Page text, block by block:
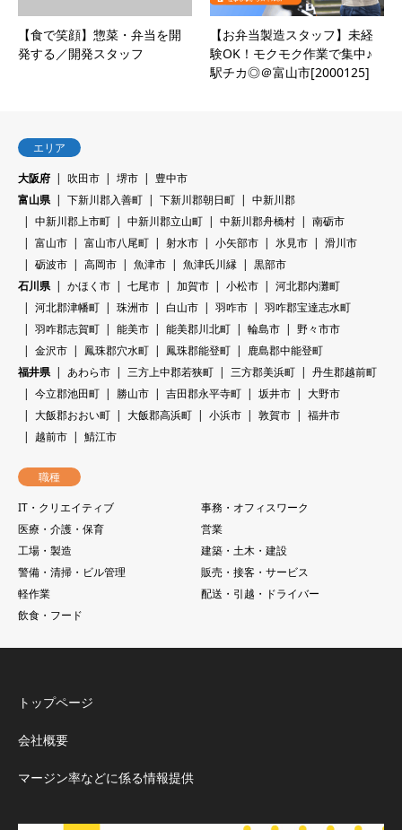
【食で笑顔】惣菜・弁当を開
発する／開発スタッフ
【お弁当製造スタッフ】未経
験OK！モクモク作業で集中♪
駅チカ◎＠富山市[2000125]
エリア
大阪府
吹田市 堺市
豊中市
富山県
下新川郡入善町 下新川郡朝日町
中新川郡
中新川郡上市町
中新川郡立山町 中新川郡舟橋村
南砺市
富山市
富山市八尾町 射水市 小矢部市 氷見市
滑川市
砺波市
高岡市 魚津市 魚津氏川縁
黒部市
石川県
かほく市 七尾市 加賀市 小松市
河北郡内灘町
河北郡津幡町
珠洲市 白山市 羽咋市
羽咋郡宝達志水町
羽咋郡志賀町
能美市 能美郡川北町 輪島市
野々市市
金沢市
鳳珠郡穴水町 鳳珠郡能登町
鹿島郡中能登町
福井県
あわら市 三方上中郡若狭町 三方郡美浜町
丹生郡越前町
今立郡池田町
勝山市 吉田郡永平寺町 坂井市
大野市
大飯郡おおい町
大飯郡高浜町 小浜市 敦賀市
福井市
越前市
鯖江市
職種
IT・クリエイティブ
事務・オフィスワーク
医療・介護・保育
営業
工場・製造
建築・土木・建設
警備・清掃・ビル管理
販売・接客・サービス
軽作業
配送・引越・ドライバー
飲食・フード
トップページ
会社概要
マージン率などに係る情報提供